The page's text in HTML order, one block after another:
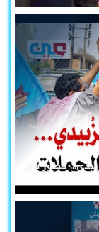
حضورٌ في